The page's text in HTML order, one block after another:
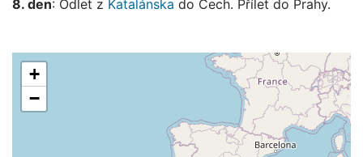
8. den: Odlet z Katalánska do Čech. Přílet do Prahy.
+
−